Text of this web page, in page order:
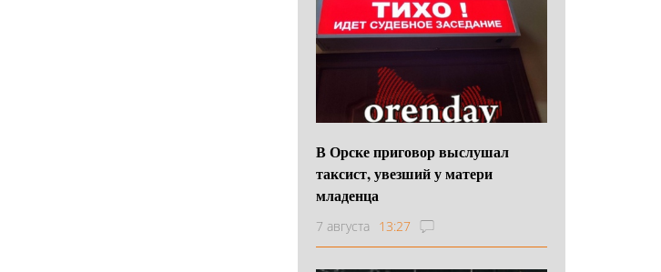
В Орске приговор выслушал
таксист, увезший у матери
младенца
7 августа 13:27